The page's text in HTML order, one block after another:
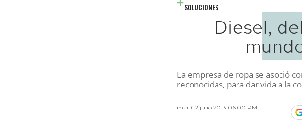
SOLUCIONES
Diesel,
La empresa de ropa se asoció
reconocidas, para dar vida a la
mar 02 julio 2013 06:00 PM